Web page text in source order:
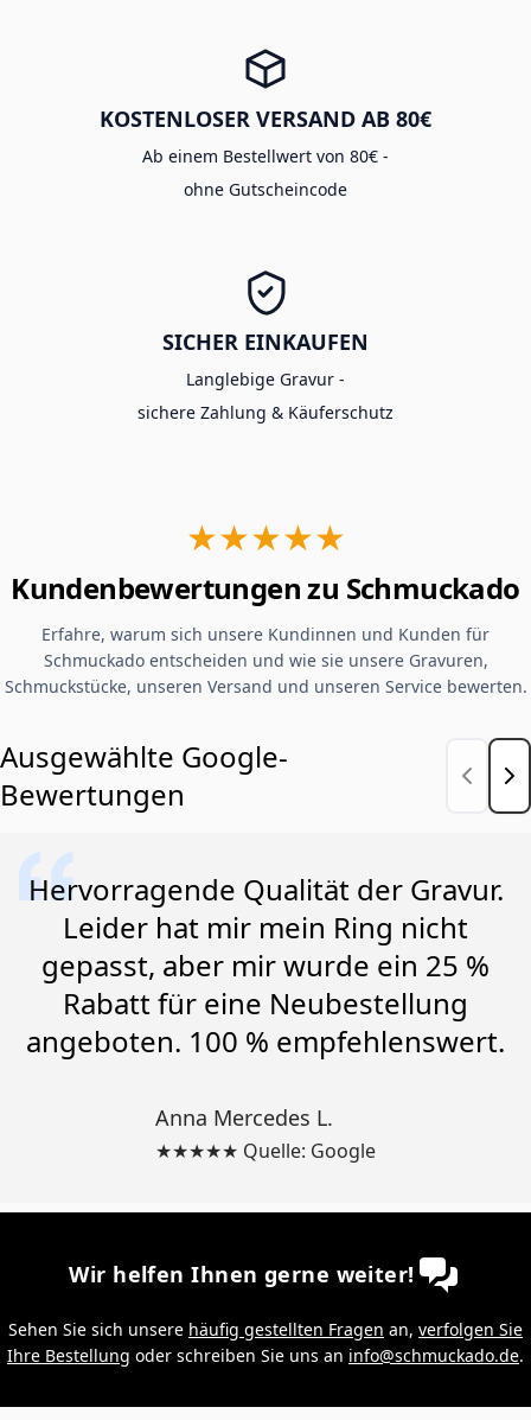
KOSTENLOSER VERSAND AB 80€
Ab einem Bestellwert von 80€ -
ohne Gutscheincode
SICHER EINKAUFEN
Langlebige Gravur -
sichere Zahlung & Käuferschutz
★★★★★
Kundenbewertungen zu Schmuckado
Erfahre, warum sich unsere Kundinnen und Kunden für
Schmuckado entscheiden und wie sie unsere Gravuren,
Schmuckstücke, unseren Versand und unseren Service bewerten.
Ausgewählte Google-
Bewertungen
Hervorragende Qualität der Gravur.
Leider hat mir mein Ring nicht
gepasst, aber mir wurde ein 25 %
Rabatt für eine Neubestellung
angeboten. 100 % empfehlenswert.
Anna Mercedes L.
★★★★★ Quelle: Google
Wir helfen Ihnen gerne weiter!
Sehen Sie sich unsere häufig gestellten Fragen an, verfolgen Sie
Ihre Bestellung oder schreiben Sie uns an info@schmuckado.de.